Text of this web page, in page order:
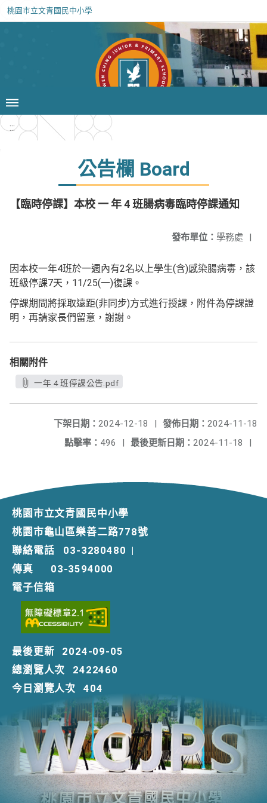
桃園市立文青國民中小學
:::
公告欄 Board
【臨時停課】本校 一 年 4 班腸病毒臨時停課通知
發布單位： 學務處 |
因本校一年4班於一週內有2名以上學生(含)感染腸病毒，該
班級停課7天，11/25(一)復課。
停課期間將採取遠距(非同步)方式進行授課，附件為停課證
明，再請家長們留意，謝謝。
相關附件
一年 4 班停課公告.pdf
發佈日期： 2024-11-18
下架日期： 2024-12-18
|
最後更新日期： 2024-11-18 |
點擊率： 496 |
桃園市立文青國民中小學
桃園市龜山區樂善二路778號
聯絡電話
03-3280480 |
傳真
03-3594000
電子信箱
最後更新
2024-09-05
總瀏覽人次
2422460
今日瀏覽人次
404